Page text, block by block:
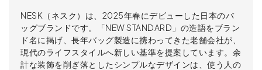
NESK（ネスク）は、2025年春にデビューした日本のバ
ッグブランドです。「NEW STANDARD」の造語をブラン
ド名に掲げ、長年バッグ製造に携わってきた老舗会社が、
現代のライフスタイルへ新しい基準を提案しています。余
計な装飾を削ぎ落としたシンプルなデザインは、使う人の